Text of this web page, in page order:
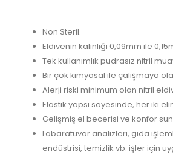
Non Steril.
Eldivenin kalınlığı 0,09mm ile
Tek kullanımlık pudrasız nitril
Bir çok kimyasal ile çalışmaya
Alerji riski minimum olan nitril
Elastik yapsı sayesinde, her iki
Gelişmiş el becerisi ve konfor
Labaratuvar analizleri, gıda
endüstrisi, temizlik vb. işler için